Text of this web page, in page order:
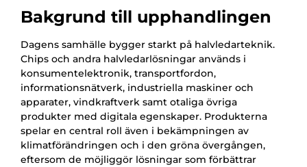
Bakgrund till upphandlingen
Dagens samhälle bygger starkt på halvledarteknik.
Chips och andra halvledarlösningar används i
konsumentelektronik, transportfordon,
informationsnätverk, industriella maskiner och
apparater, vindkraftverk samt otaliga övriga
produkter med digitala egenskaper. Produkterna
spelar en central roll även i bekämpningen av
klimatförändringen och i den gröna övergången,
eftersom de möjliggör lösningar som förbättrar